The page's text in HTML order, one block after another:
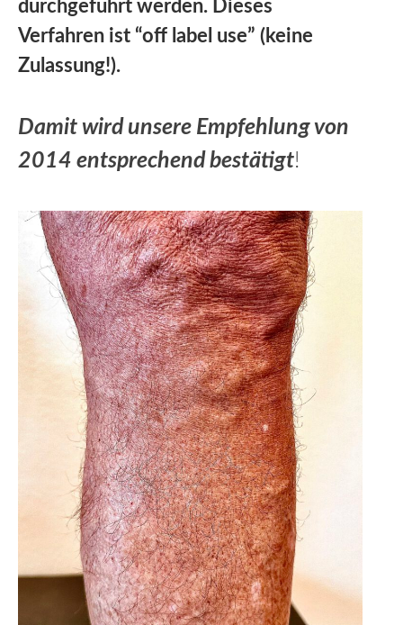
durchgeführt werden. Dieses
Verfahren ist “off label use” (keine
Zulassung!).
Damit wird unsere Empfehlung von
2014 entsprechend bestätigt!